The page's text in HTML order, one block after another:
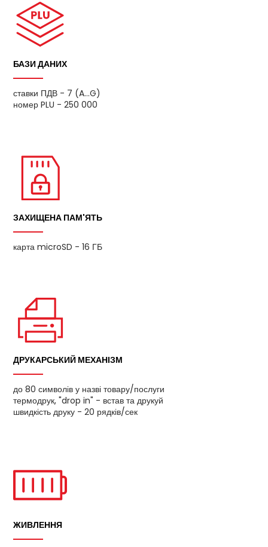
БАЗИ ДАНИХ
ставки ПДВ - 7 (A...G)
номер PLU - 250 000
ЗАХИЩЕНА ПАМ'ЯТЬ
карта microSD - 16 ГБ
ДРУКАРСЬКИЙ МЕХАНІЗМ
до 80 символів у назві товару/послуги
термодрук, "drop in" - встав та друкуй
швидкість друку - 20 рядків/сек
ЖИВЛЕННЯ